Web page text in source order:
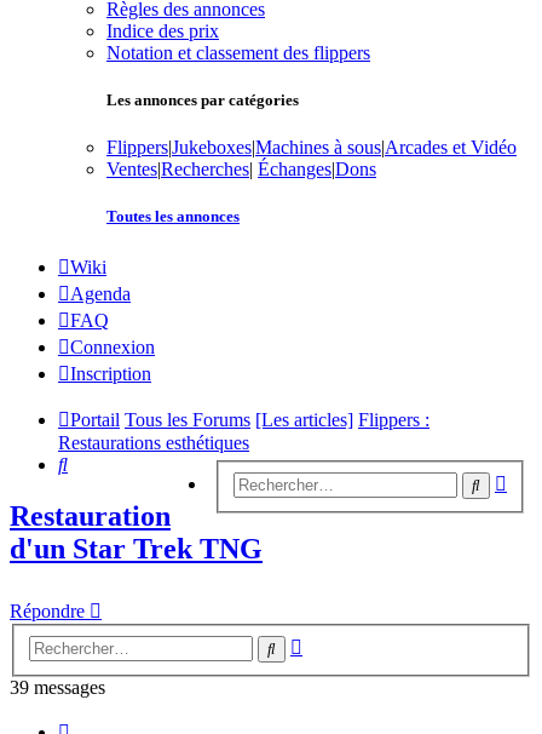
Règles des annonces
Indice des prix
Notation et classement des flippers
Les annonces par catégories
Flippers|Jukeboxes|Machines à sous|Arcades et Vidéo
Ventes|Recherches| Échanges|Dons
Toutes les annonces
Wiki
Agenda
FAQ
Connexion
Inscription
Portail Tous les Forums [Les articles] Flippers :
Restaurations esthétiques
Rechercher
Restauration
d'un Star Trek TNG
Répondre
Rechercher
39 messages